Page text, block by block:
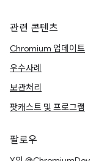
관련 콘텐츠
Chromium 업데이트
우수사례
보관처리
팟캐스트 및 프로그램
팔로우